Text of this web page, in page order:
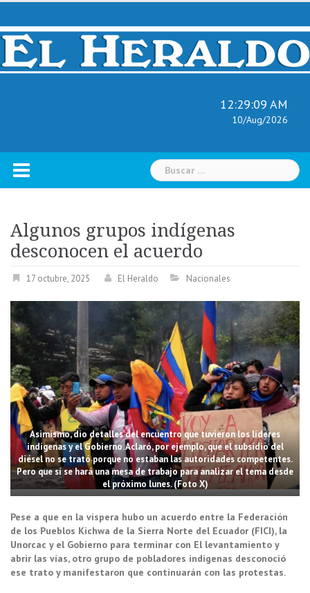
Skip
content
12:29:11 AM
10/Aug/2026
Buscar:
Algunos grupos indígenas
desconocen el acuerdo
17 octubre, 2025 El Heraldo Nacionales
Asimismo, dio detalles del encuentro que tuvieron los líderes
indígenas y el Gobierno. Aclaró, por ejemplo, que el subsidio del
diésel no se trató porque no estaban las autoridades competentes.
Pero que sí se hará una mesa de trabajo para analizar el tema desde
el próximo lunes. (Foto X)
Pese a que en la víspera hubo un acuerdo entre la Federación
de los Pueblos Kichwa de la Sierra Norte del Ecuador (FICI), la
Unorcac y el Gobierno para terminar con El levantamiento y
abrir las vías, otro grupo de pobladores indígenas desconoció
ese trato y manifestaron que continuarán con las protestas.